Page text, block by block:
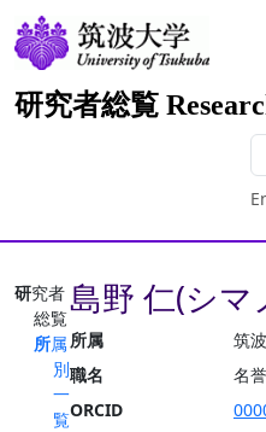
研究者総覧
研究者
総覧
所属
別
一
覧
島野 仁(シマ
所属
筑
職名
名
ORCID